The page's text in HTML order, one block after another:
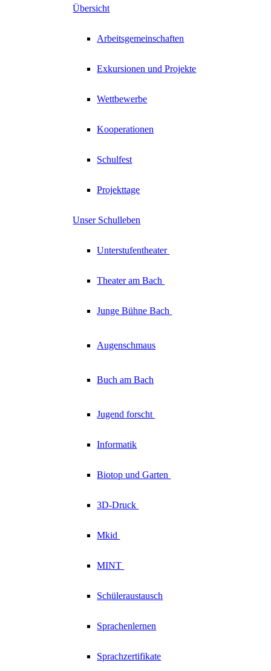
Übersicht
Arbeitsgemeinschaften
Exkursionen und Projekte
Wettbewerbe
Kooperationen
Schulfest
Projekttage
Unser Schulleben
Unterstufentheater
Theater amBach
Junge BühneBach
Augenschmaus
Buch am Bach
Jugend forscht
Informatik
Biotop und Garten
3D-Druck
Mkid
MINT
Schüleraustausch
Sprachenlernen
Sprachzertifikate